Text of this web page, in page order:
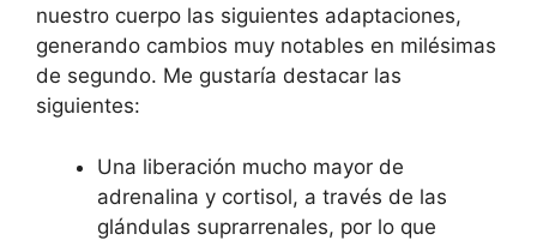
nuestro cuerpo las siguientes adaptaciones,
generando cambios muy notables en milésimas
de segundo. Me gustaría destacar las
siguientes:
Una liberación mucho mayor de
adrenalina y cortisol, a través de las
glándulas suprarrenales, por lo que